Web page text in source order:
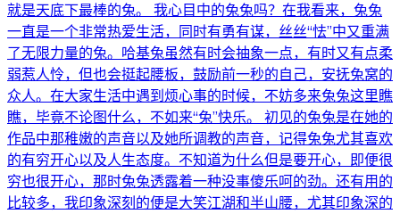
就是天底下最棒的兔。 我心目中的兔兔吗？在我看来，兔兔
一直是一个非常热爱生活，同时有勇有谋，丝丝“怯”中又重满
了无限力量的兔。哈基兔虽然有时会抽象一点，有时又有点柔
弱惹人怜，但也会挺起腰板，鼓励前一秒的自己，安抚兔窝的
众人。在大家生活中遇到烦心事的时候，不妨多来兔兔这里瞧
瞧，毕竟不论图什么，不如来“兔”快乐。 初见的兔兔是在她的
作品中那稚嫩的声音以及她所调教的声音，记得兔兔尤其喜欢
的有穷开心以及人生态度。不知道为什么但是要开心，即便很
穷也很开心，那时兔兔透露着一种没事傻乐呵的劲。还有用的
比较多，我印象深刻的便是大笑江湖和半山腰，尤其印象深的